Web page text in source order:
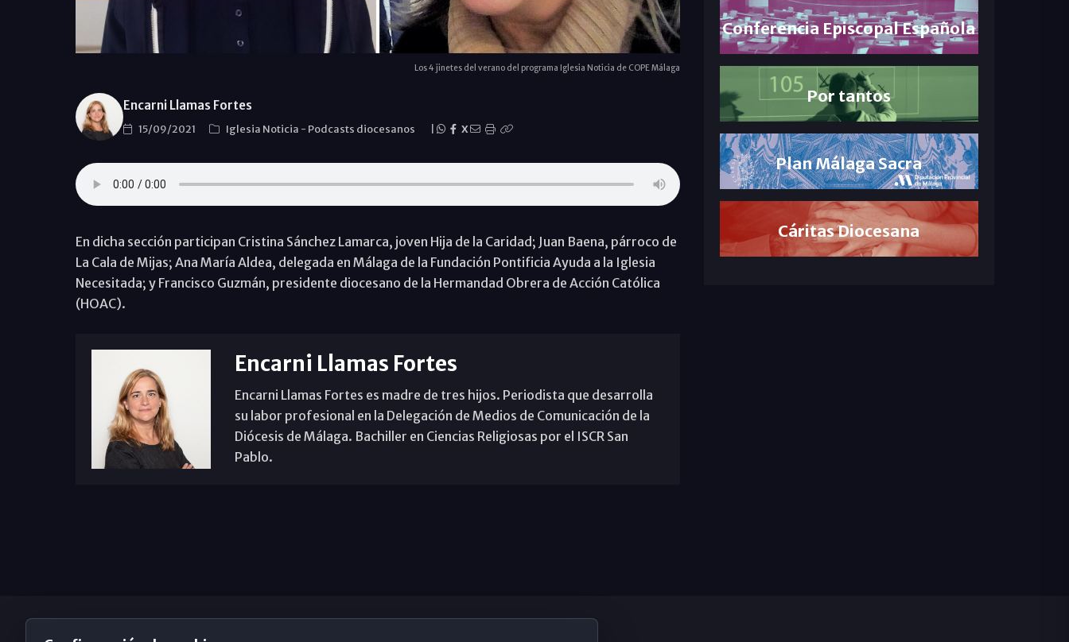
Los 4 jinetes del verano del programa Iglesia Noticia de COPE Málaga
Encarni Llamas Fortes
15/09/2021 Iglesia Noticia - Podcasts diocesanos X
En dicha sección participan Cristina Sánchez Lamarca, joven Hija de la Caridad; Juan Baena, párroco de
La Cala de Mijas; Ana María Aldea, delegada en Málaga de la Fundación Pontificia Ayuda a la Iglesia
Necesitada; y Francisco Guzmán, presidente diocesano de la Hermandad Obrera de Acción Católica
(HOAC).
Encarni Llamas Fortes
Encarni Llamas Fortes es madre de tres hijos. Periodista que desarrolla
su labor profesional en la Delegación de Medios de Comunicación de la
Diócesis de Málaga. Bachiller en Ciencias Religiosas por el ISCR San
Pablo.
Conferencia Episcopal Española
Por tantos
Plan Málaga Sacra
Cáritas Diocesana